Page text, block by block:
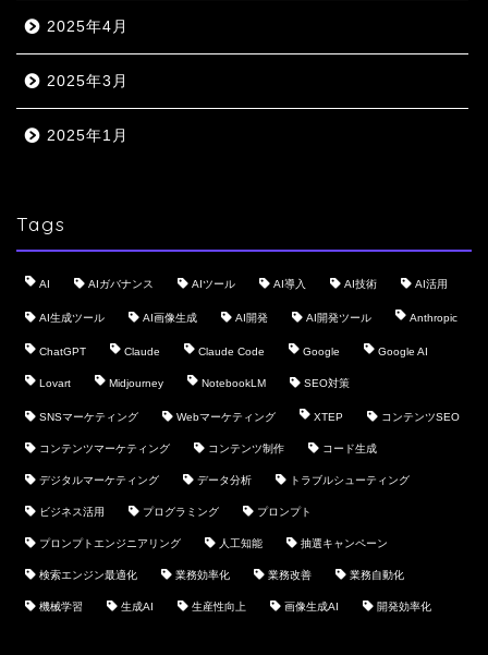
2025年4月
2025年3月
2025年1月
Tags
AI AIガバナンス AIツール AI導入 AI技術 AI活用
AI生成ツール AI画像生成 AI開発 AI開発ツール Anthropic
ChatGPT Claude Claude Code Google Google AI
Lovart Midjourney NotebookLM SEO対策
SNSマーケティング Webマーケティング XTEP コンテンツSEO
コンテンツマーケティング コンテンツ制作 コード生成
デジタルマーケティング データ分析 トラブルシューティング
ビジネス活用 プログラミング プロンプト
プロンプトエンジニアリング 人工知能 抽選キャンペーン
検索エンジン最適化 業務効率化 業務改善 業務自動化
機械学習 生成AI 生産性向上 画像生成AI 開発効率化